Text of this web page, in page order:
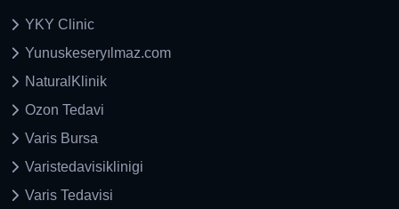
YKY Clinic
Yunuskeseryılmaz.com
NaturalKlinik
Ozon Tedavi
Varis Bursa
Varistedavisiklinigi
Varis Tedavisi